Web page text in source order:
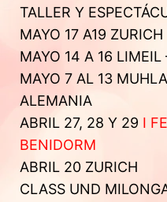
TALLER Y
MAYO 17 A19 ZURICH
MAYO 14 A 16 LIMEIL
MAYO 7 AL 13
ALEMANIA
ABRIL 27, 28 Y 29 I
BENIDORM
ABRIL 20 ZURICH
CLASS UND